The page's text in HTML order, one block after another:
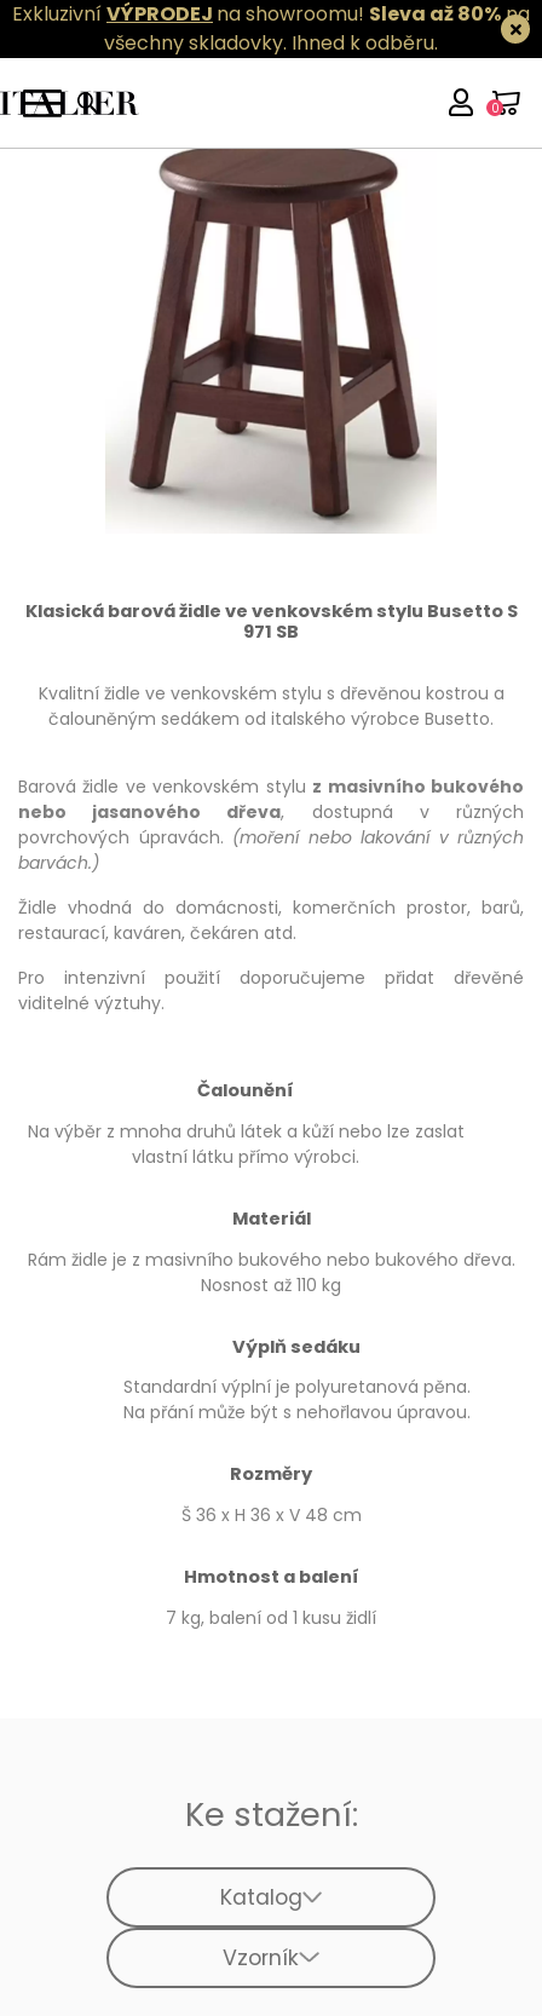
ExkluzivníVÝPRODEJ na showroomu! Sleva až 80%na
všechny skladovky. Ihned k odběru.
0
Klasická barová židle ve venkovském stylu Busetto S
971 SB
Kvalitní židle ve venkovském stylu s dřevěnou kostrou a
čalouněným sedákem od italského výrobce Busetto.
Barová židle ve venkovském stylu z masivního bukového
nebo jasanového dřeva, dostupná v různých
povrchových úpravách. (moření nebo lakování v různých
barvách.)
Židle vhodná do domácnosti, komerčních prostor, barů,
restaurací, kaváren, čekáren atd.
Pro intenzivní použití doporučujeme přidat dřevěné
viditelné výztuhy.
Čalounění
Na výběr z mnoha druhů látek a kůží nebo lze zaslat
vlastní látku přímo výrobci.
Materiál
Rám židle je z masivního bukového nebo bukového dřeva.
Nosnost až 110 kg
Výplň sedáku
Standardní výplní je polyuretanová pěna.
Na přání může být s nehořlavou úpravou.
Rozměry
Š 36 x H 36 x V 48 cm
Hmotnost a balení
7 kg, balení od 1 kusu židlí
Ke stažení:
Katalog
Vzorník